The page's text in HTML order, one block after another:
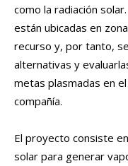
como la radiación
están ubicadas en
recurso y, por tanto,
alternativas y
metas plasmadas en
compañía.
El proyecto consiste
solar para generar